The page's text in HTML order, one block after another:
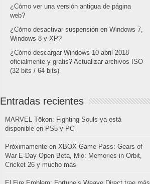
¿Cómo ver una versión antigua de página
web?
¿Cómo desactivar suspensión en Windows 7,
Windows 8 y XP?
¿Cómo descargar Windows 10 abril 2018
oficialmente y gratis? Actualizar archivos ISO
(32 bits / 64 bits)
Entradas recientes
MARVEL Tōkon: Fighting Souls ya está
disponible en PS5 y PC
Próximamente en XBOX Game Pass: Gears of
War E-Day Open Beta, Mio: Memories in Orbit,
Cricket 26 y mucho más